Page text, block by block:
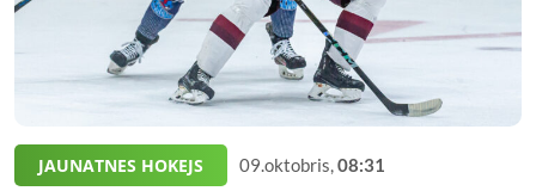
JAUNATNES HOKEJS 09.oktobris,08:31